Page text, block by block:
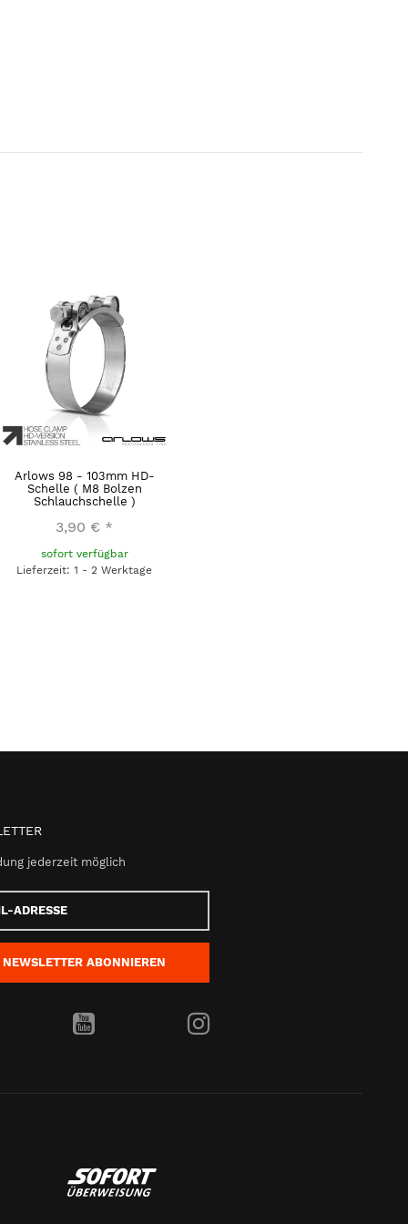
Arlows 98 - 103mm HD-
Schelle ( M8 Bolzen
Schlauchschelle )
3,90 € *
sofort verfügbar
Lieferzeit: 1 - 2 Werktage
jederzeit möglich
NEWSLETTER ABONNIEREN